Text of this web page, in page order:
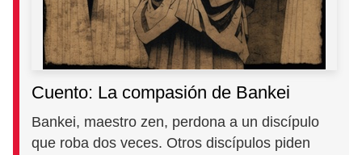
Cuento: La compasión de Bankei
Bankei, maestro zen, perdona a un discípulo
que roba dos veces. Otros discípulos piden